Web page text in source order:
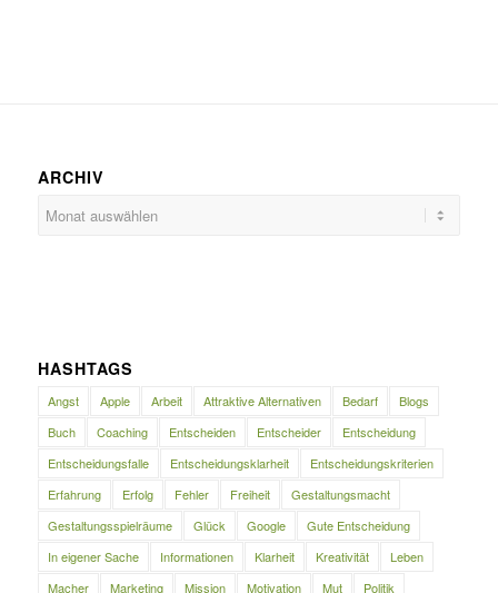
ARCHIV
HASHTAGS
Angst Apple Arbeit Attraktive Alternativen Bedarf
Blogs
Buch
Coaching Entscheiden Entscheider
Entscheidung
Entscheidungsfalle
Entscheidungsklarheit
Entscheidungskriterien
Erfahrung
Erfolg Fehler Freiheit
Gestaltungsmacht
Gestaltungsspielräume
Glück Google
Gute Entscheidung
In eigener Sache
Informationen Klarheit Kreativität
Leben
Macher
Marketing Mission Motivation Mut Politik